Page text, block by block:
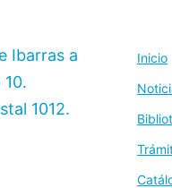
deIbarras a
1012.
Inicio